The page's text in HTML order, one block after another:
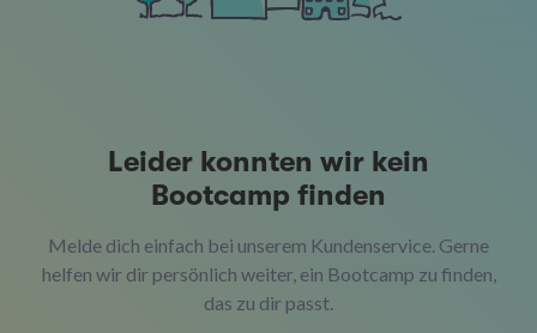
Leider konnten wir kein
Bootcamp finden
Melde dich einfach bei unserem Kundenservice. Gerne
helfen wir dir persönlich weiter, ein Bootcamp zu finden,
das zu dir passt.